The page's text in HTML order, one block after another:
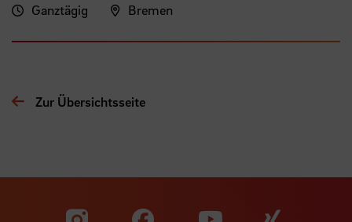
Ganztägig Bremen
Zur Übersichtsseite